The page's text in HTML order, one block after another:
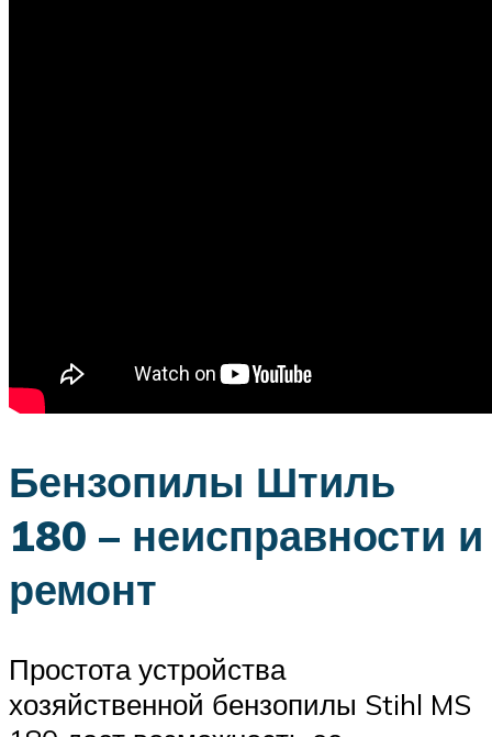
Бензопилы Штиль
180 – неисправности и
ремонт
Простота устройства
хозяйственной бензопилы Stihl MS